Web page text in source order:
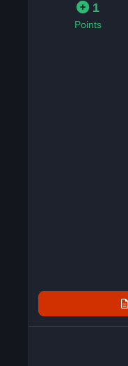
1
Points